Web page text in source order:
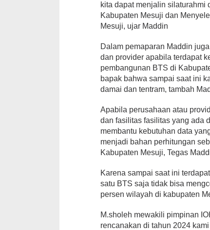
kita dapat menjalin silaturahmi
Kabupaten Mesuji dan
Mesuji, ujar Maddin
Dalam pemaparan Maddin
dan provider apabila terdapat
pembangunan BTS di
bapak bahwa sampai saat ini
damai dan tentram, tambah
Apabila perusahaan atau
dan fasilitas fasilitas yang ada
membantu kebutuhan data
menjadi bahan perhitungan
Kabupaten Mesuji, Tegas
Karena sampai saat ini
satu BTS saja tidak bisa
persen wilayah di kabupaten
M.sholeh mewakili pimpinan
rencanakan di tahun 2024